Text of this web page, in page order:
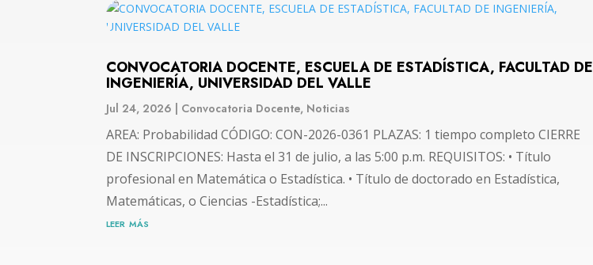
CONVOCATORIA DOCENTE, ESCUELA DE ESTADÍSTICA, FACULTAD DE
INGENIERÍA, UNIVERSIDAD DEL VALLE
Jul 24, 2026 Convocatoria Docente, Noticias
AREA: Probabilidad CÓDIGO: CON-2026-0361 PLAZAS: 1 tiempo completo CIERRE
DE INSCRIPCIONES: Hasta el 31 de julio, a las 5:00 p.m. REQUISITOS: • Título
profesional en Matemática o Estadística. • Título de doctorado en Estadística,
Matemáticas, o Ciencias -Estadística;...
leer más